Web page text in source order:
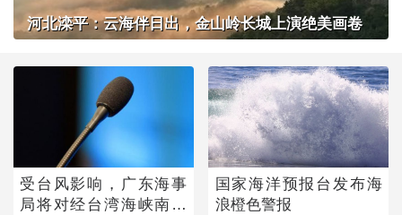
河北滦平：云海伴日出，金山岭长城上演绝美画卷
受台风影响，广东海事
局将对经台湾海峡南口
国家海洋预报台发布海
浪橙色警报